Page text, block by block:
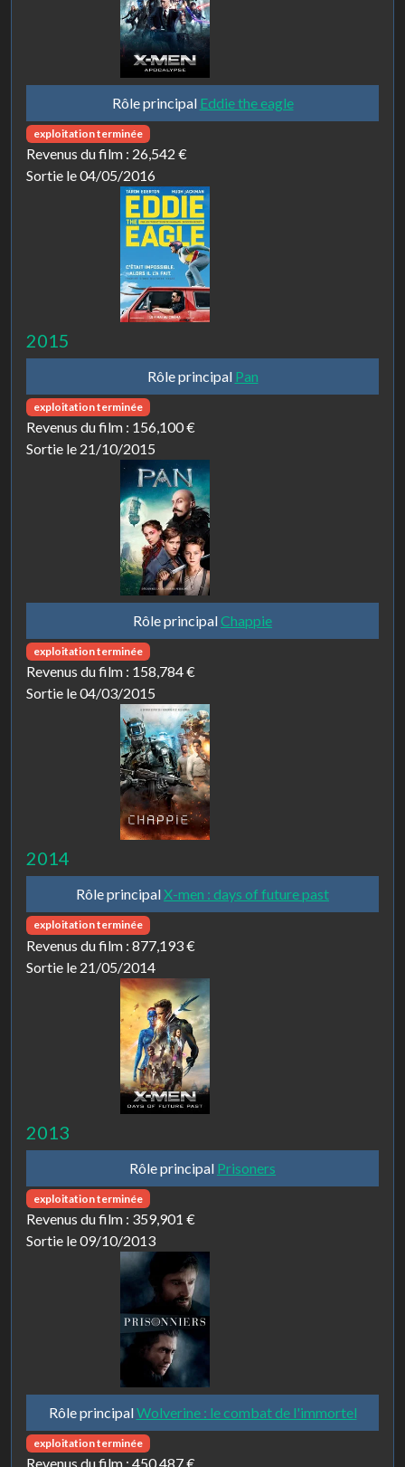
Rôle principal Eddie the eagle
exploitation terminée
Revenus du film : 26,542 €
Sortie le 04/05/2016
2015
Rôle principal Pan
exploitation terminée
Revenus du film : 156,100 €
Sortie le 21/10/2015
Rôle principalChappie
exploitation terminée
Revenus du film : 158,784 €
Sortie le 04/03/2015
2014
Rôle principalX-men : days of future past
exploitation terminée
Revenus du film : 877,193 €
Sortie le 21/05/2014
2013
Rôle principal Prisoners
exploitation terminée
Revenus du film : 359,901 €
Sortie le 09/10/2013
Rôle principalWolverine : le combat de l'immortel
exploitation terminée
Revenus du film : 450,487 €